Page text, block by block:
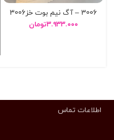
3006 – آگ نيم بوت خز3006
۳.۹۳۳.۰۰۰تومان
اطلاعات تماس